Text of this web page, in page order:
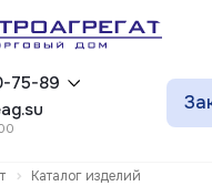
75-89
Каталог изделий